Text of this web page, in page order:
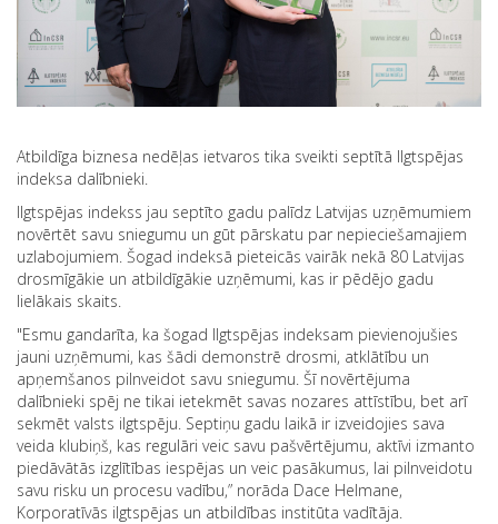
Atbildīga biznesa nedēļas ietvaros tika sveikti septītā Ilgtspējas
indeksa dalībnieki.
Ilgtspējas indekss jau septīto gadu palīdz Latvijas uzņēmumiem
novērtēt savu sniegumu un gūt pārskatu par nepieciešamajiem
uzlabojumiem. Šogad indeksā pieteicās vairāk nekā 80 Latvijas
drosmīgākie un atbildīgākie uzņēmumi, kas ir pēdējo gadu
lielākais skaits.
"Esmu gandarīta, ka šogad Ilgtspējas indeksam pievienojušies
jauni uzņēmumi, kas šādi demonstrē drosmi, atklātību un
apņemšanos pilnveidot savu sniegumu. Šī novērtējuma
dalībnieki spēj ne tikai ietekmēt savas nozares attīstību, bet arī
sekmēt valsts ilgtspēju. Septiņu gadu laikā ir izveidojies sava
veida klubiņš, kas regulāri veic savu pašvērtējumu, aktīvi izmanto
piedāvātās izglītības iespējas un veic pasākumus, lai pilnveidotu
savu risku un procesu vadību,” norāda Dace Helmane,
Korporatīvās ilgtspējas un atbildības institūta vadītāja.